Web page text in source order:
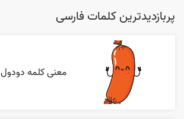
پربازدیدترین کلمات فارسی
معنی کلمه دودول